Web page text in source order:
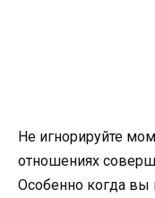
Не игнорируйте
отношениях
Особенно когда вы